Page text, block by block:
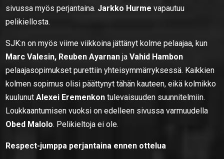
sivussa myös perjantaina. Jarkko Hurme vapautuu
pelikiellosta.
SJK:n on myös viime viikkoina jättänyt kolme pelaajaa, kun
Marc Valesin, Reuben Ayarnan jaVahid Hambon
pelaajasopimukset purettiin yhteisymmärryksessä. Kaikkien
kolmen sopimus olisi päättynyt tähän kauteen, eikä kolmikko
kuulunutAlexei Eremenkon tulevaisuuden suunnitelmiin.
Loukkaantumisen vuoksi on edelleen sivussa varmuudella
Obed Malolo. Pelikieltoja ei ole.
Respect-jumppa perjantaina ennen ottelua